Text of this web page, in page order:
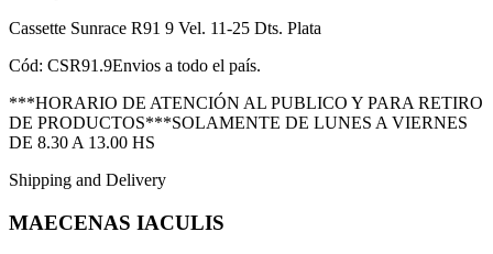
Cassette Sunrace R91 9 Vel. 11-25 Dts. Plata
Cód: CSR91.9Envios a todo el país.
***HORARIO DE ATENCIÓN AL PUBLICO Y PARA RETIRO
DE PRODUCTOS***SOLAMENTE DE LUNES A VIERNES
DE 8.30 A 13.00 HS
Shipping and Delivery
MAECENAS IACULIS